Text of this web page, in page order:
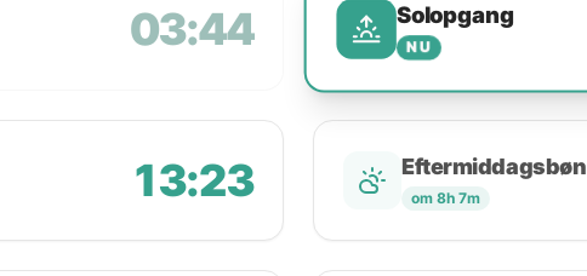
03:44 Solopgang
NU
13:23 Eftermiddagsbøn
om 8h 7m